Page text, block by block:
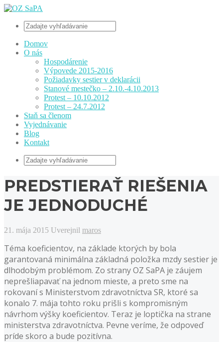
Domov
O nás
Hospodárenie
Výpovede 2015-2016
Požiadavky sestier v deklarácii
Stanové mestečko – 2.10.-4.10.2013
Protest – 10.10.2012
Protest – 24.7.2012
Staň sa členom
Vyjednávanie
Blog
Kontakt
PREDSTIERAŤ RIEŠENIA
JE JEDNODUCHÉ
21. mája 2015 Uverejnil maros
Téma koeficientov, na základe ktorých by bola
garantovaná minimálna základná položka mzdy sestier je
dlhodobým problémom. Zo strany OZ SaPA je záujem
neprešliapavať na jednom mieste, a preto sme na
rokovaní s Ministerstvom zdravotníctva SR, ktoré sa
konalo 7. mája tohto roku prišli s kompromisným
návrhom výšky koeficientov. Teraz je loptička na strane
ministerstva zdravotníctva. Pevne veríme, že odpoveď
príde skoro a bude pozitívna.